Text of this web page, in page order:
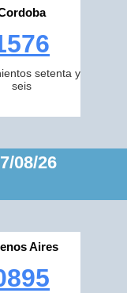
setenta y
seis
08/26
Aires